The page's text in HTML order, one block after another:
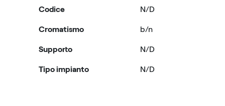
Codice
Cromatismo
Supporto
Tipo impianto
N/D
b/n
N/D
N/D